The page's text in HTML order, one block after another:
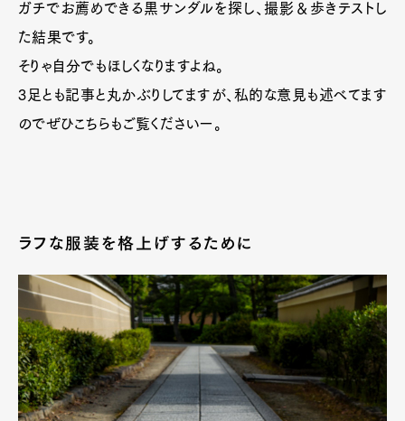
ガチでお薦めできる黒サンダルを探し、撮影＆歩きテストし
た結果です。
そりゃ自分でもほしくなりますよね。
3足とも記事と丸かぶりしてますが、私的な意見も述べてます
のでぜひこちらもご覧くださいー。
ラフな服装を格上げするために